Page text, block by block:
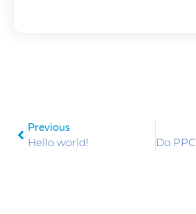
Previous
Hello world!